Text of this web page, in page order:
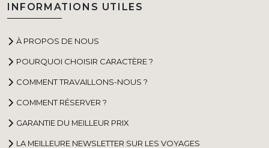
INFORMATIONS UTILES
À PROPOS DE NOUS
POURQUOI CHOISIR CARACTÈRE ?
COMMENT TRAVAILLONS-NOUS ?
COMMENT RÉSERVER ?
GARANTIE DU MEILLEUR PRIX
LA MEILLEURE NEWSLETTER SUR LES VOYAGES